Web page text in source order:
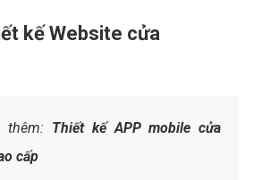
kế Website cửa
thêm: Thiết kế APP mobile cửa
cấp